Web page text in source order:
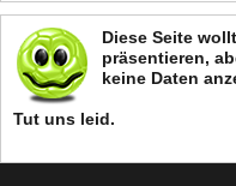
Diese Seite
präsentieren,
keine Daten
Tut uns leid.